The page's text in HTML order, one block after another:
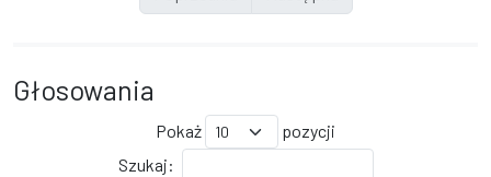
Głosowania
Pokaż
pozycji
Szukaj: